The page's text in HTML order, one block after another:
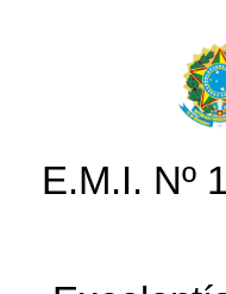
E.M.I. Nº